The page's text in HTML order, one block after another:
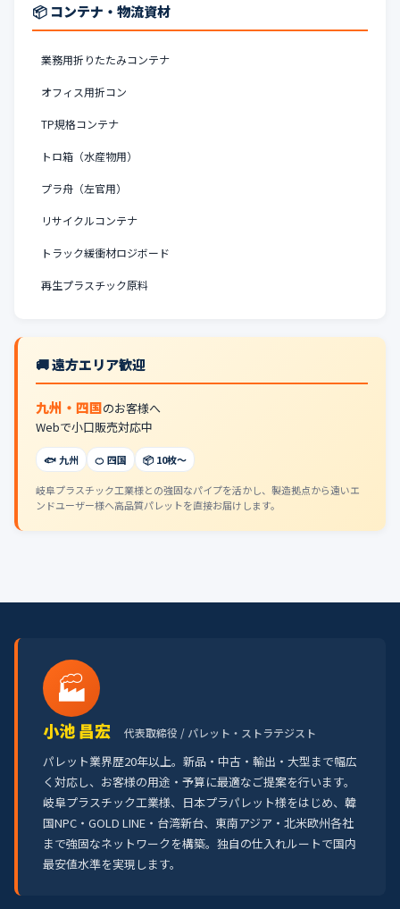
📦 コンテナ・物流資材
業務用折りたたみコンテナ
オフィス用折コン
TP規格コンテナ
トロ箱（水産物用）
プラ舟（左官用）
リサイクルコンテナ
トラック緩衝材ロジボード
再生プラスチック原料
🚚 遠方エリア歓迎
九州・四国のお客様へ
Webで小口販売対応中
🐟 九州 🍊 四国 📦 10枚〜
岐阜プラスチック工業様との強固なパイプを活かし、製造拠点から遠いエ
ンドユーザー様へ高品質パレットを直接お届けします。
🏭
小池 昌宏 代表取締役 / パレット・ストラテジスト
パレット業界歴20年以上。新品・中古・輸出・大型まで幅広
く対応し、お客様の用途・予算に最適なご提案を行います。
岐阜プラスチック工業様、日本プラパレット様をはじめ、韓
国NPC・GOLD LINE・台湾新台、東南アジア・北米欧州各社
まで強固なネットワークを構築。独自の仕入れルートで国内
最安値水準を実現します。